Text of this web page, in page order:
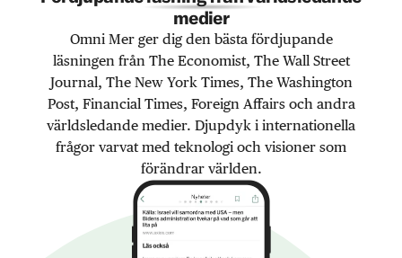
medier
Omni Mer ger dig den bästa fördjupande
läsningen från The Economist, The Wall Street
Journal, The New York Times, The Washington
Post, Financial Times, Foreign Affairs och andra
världsledande medier. Djupdyk i internationella
frågor varvat med teknologi och visioner som
förändrar världen.